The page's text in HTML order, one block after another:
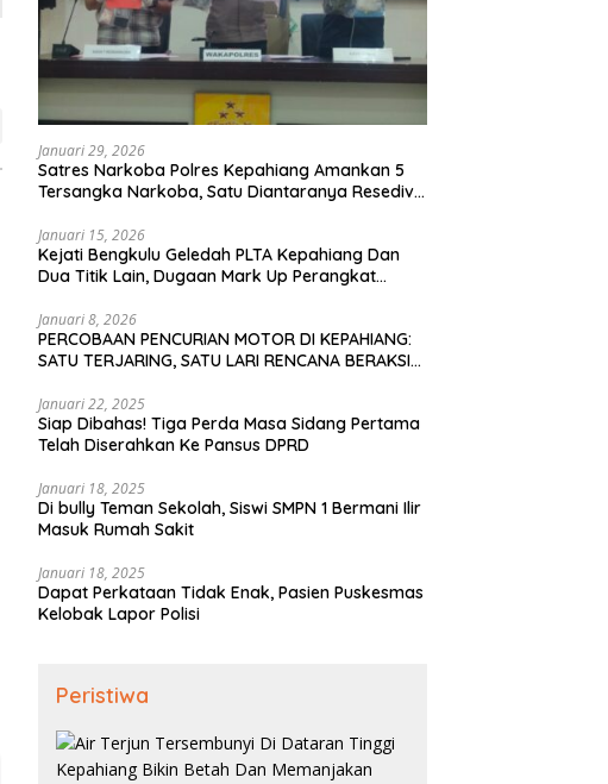
Januari 29, 2026
Satres Narkoba Polres Kepahiang Amankan 5
Tersangka Narkoba, Satu Diantaranya Resedivis
Januari 15, 2026
Kejati Bengkulu Geledah PLTA Kepahiang Dan
Dua Titik Lain, Dugaan Mark Up Perangkat
Januari 8, 2026
PERCOBAAN PENCURIAN MOTOR DI KEPAHIANG:
SATU TERJARING, SATU LARI RENCANA BERAKSI
Januari 22, 2025
Siap Dibahas! Tiga Perda Masa Sidang Pertama
Telah Diserahkan Ke Pansus DPRD
Januari 18, 2025
Di bully Teman Sekolah, Siswi SMPN 1 Bermani Ilir
Masuk Rumah Sakit
Januari 18, 2025
Dapat Perkataan Tidak Enak, Pasien Puskesmas
Kelobak Lapor Polisi
Peristiwa